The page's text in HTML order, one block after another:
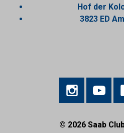
Hof der
3823 ED
© 2026Saab